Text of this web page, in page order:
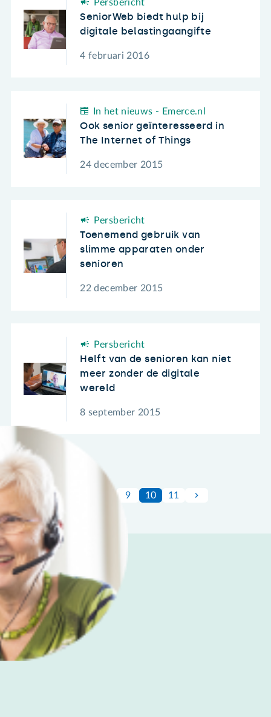
Persbericht
SeniorWeb biedt hulp bij
digitale belastingaangifte
4 februari 2016
In het nieuws - Emerce.nl
Ook senior geïnteresseerd in
The Internet of Things
24 december 2015
Persbericht
Toenemend gebruik van
slimme apparaten onder
senioren
22 december 2015
Persbericht
Helft van de senioren kan niet
meer zonder de digitale
wereld
8 september 2015
9 10 11